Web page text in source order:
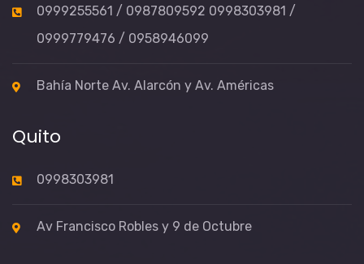
0999255561 / 0987809592 0998303981 /
0999779476 / 0958946099
Bahía Norte Av. Alarcón y Av. Américas
Quito
0998303981
Av Francisco Robles y 9 de Octubre